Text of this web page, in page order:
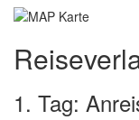
1. Tag: